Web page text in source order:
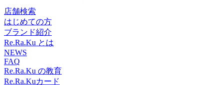
新横浜より横浜市営バスまたは臨港バス「鶴見駅西口」行き
約15〜20分 トレッサ横浜下車徒歩約1分 東急東横線綱島駅よ
り臨港バス「鶴見駅西口」行き約20分 トレッサ横浜下車徒
歩約1分 東急東横線日吉駅より東急バス「綱島駅」行き約20
分 明治製菓研究所前下車徒歩約3分
分 明治製菓研究所前下車徒歩約3分
り臨港バス「鶴見駅西口」行き約20分 トレッサ横浜下車徒
歩約1分 東急東横線日吉駅より東急バス「綱島駅」行き約20
分 明治製菓研究所前下車徒歩約3分
アクセスできます！ 【営業時間】 10時～21時 【住所】 神奈
川県横浜市港北区師岡町700番地トレッサ横浜 南棟2Ｆ JR
新横浜より横浜市営バスまたは臨港バス「鶴見駅西口」行き
約15〜20分 トレッサ横浜下車徒歩約1分 東急東横線綱島駅よ
り臨港バス「鶴見駅西口」行き約20分 トレッサ横浜下車徒
歩約1分 東急東横線日吉駅より東急バス「綱島駅」行き約20
分 明治製菓研究所前下車徒歩約3分
ストレッチに注目した全身のボディケアと足裏のリフレクソ
ロジーを中心に施術を行っております！ マッサージと同じ
くらい気持ちがいいリラク系ボディケアを是非体験してくだ
さい！ 綱島、鶴見、大倉山、新横浜からアクセスできま
す！ 【営業時間】 10時～21時 【住所】 神奈川県横浜市港北
区師岡町700番地トレッサ横浜 南棟2Ｆ JR新横浜より横浜
市営バスまたは臨港バス「鶴見駅西口」行き約15〜20分 ト
レッサ横浜下車徒歩約1分 東急東横線綱島駅より臨港バス
店舗検索
はじめての方
ブランド紹介
Re.Ra.Ku とは
NEWS
FAQ
Re.Ra.Ku の教育
Re.Ra.Kuカード